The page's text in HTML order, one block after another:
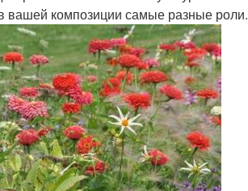
вашей композиции самые разные роли.